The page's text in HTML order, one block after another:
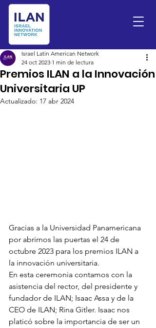
Premios ILAN a la Innovación
Universitaria UP
Israel Latin American Network
24 oct 2023 1 min de lectura
Actualizado: 17 abr 2024
Gracias a la Universidad Panamericana
por abrirnos las puertas el 24 de
octubre 2023 para los premios ILAN a
la innovación universitaria.
En esta ceremonia contamos con la
asistencia del rector, del presidente y
fundador de ILAN; Isaac Assa y de la
CEO de ILAN; Rina Gitler. Isaac nos
platicó sobre la importancia de ser un